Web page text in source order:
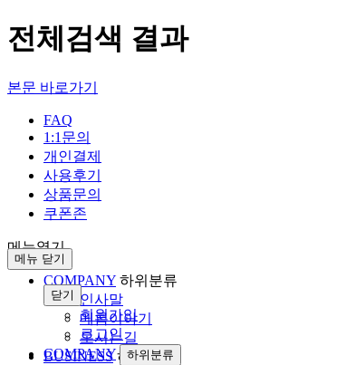
전체검색 결과
본문 바로가기
FAQ
1:1문의
개인결제
사용후기
상품문의
쿠폰존
메뉴열기
COMPANY 하위분류
인사말
메롬이야기
오시는길
BUSINESS 하위분류
메뉴 닫기
닫기
회원가입
로그인
COMPANY
하위분류